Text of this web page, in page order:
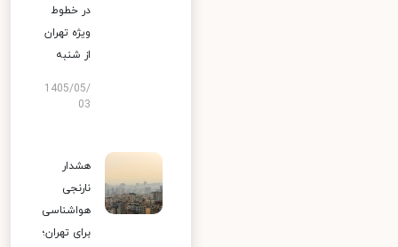
در خطوط
ویژه تهران
از شنبه
1405/05/
03
هشدار
نارنجی
هواشناسی
برای تهران؛